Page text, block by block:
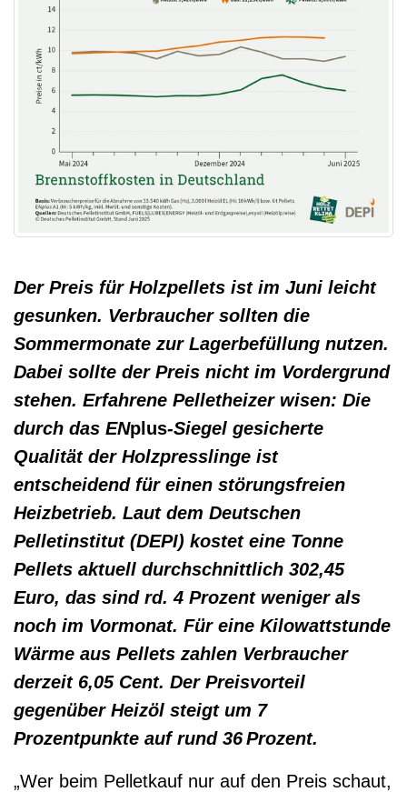
Der Preis für Holzpellets ist im Juni leicht
gesunken. Verbraucher sollten die
Sommermonate zur Lagerbefüllung nutzen.
Dabei sollte der Preis nicht im Vordergrund
stehen. Erfahrene Pelletheizer wisen: Die
durch das ENplus-Siegel gesicherte
Qualität der Holzpresslinge ist
entscheidend für einen störungsfreien
Heizbetrieb. Laut dem Deutschen
Pelletinstitut (DEPI) kostet eine Tonne
Pellets aktuell durchschnittlich 302,45
Euro, das sind rd. 4 Prozent weniger als
noch im Vormonat. Für eine Kilowattstunde
Wärme aus Pellets zahlen Verbraucher
derzeit 6,05 Cent. Der Preisvorteil
gegenüber Heizöl steigt um 7
Prozentpunkte auf rund 36 Prozent.
„Wer beim Pelletkauf nur auf den Preis schaut,